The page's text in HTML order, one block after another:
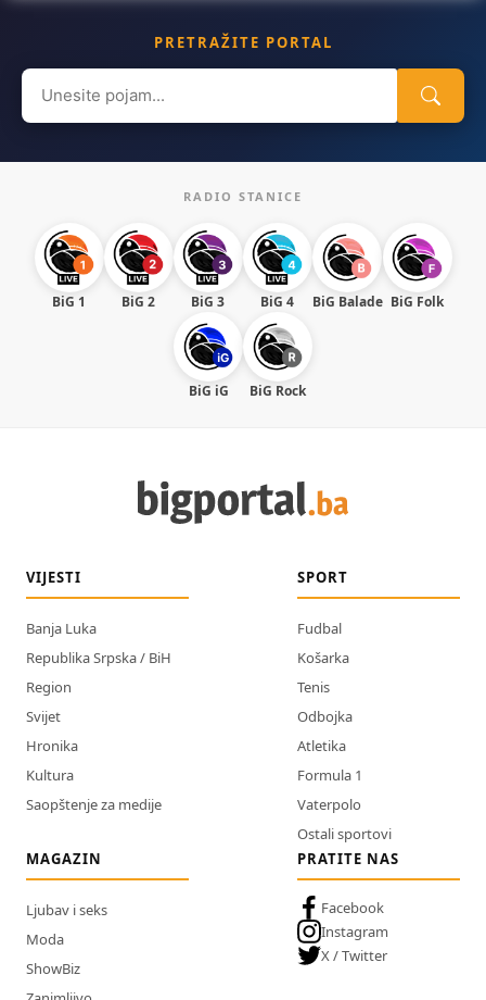
PRETRAŽITE PORTAL
Search
for:
RADIO STANICE
BiG 1 BiG 2 BiG 3 BiG 4 BiG Balade BiG Folk
BiG iG BiG Rock
VIJESTI
Banja Luka
Republika Srpska / BiH
Region
Svijet
Hronika
Kultura
Saopštenje za medije
SPORT
Fudbal
Košarka
Tenis
Odbojka
Atletika
Formula 1
Vaterpolo
Ostali sportovi
MAGAZIN
Ljubav i seks
Moda
ShowBiz
PRATITE NAS
Facebook
Instagram
X / Twitter